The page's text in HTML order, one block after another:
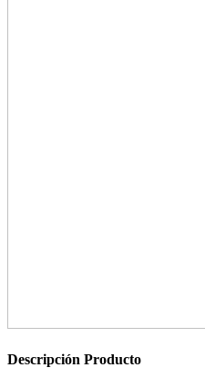
Descripción Producto